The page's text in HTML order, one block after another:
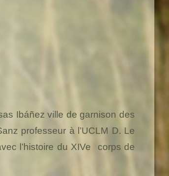
Ibáñez ville de garnison des
professeur à l’UCLM D. Le
l’histoire du XIVe
corps de